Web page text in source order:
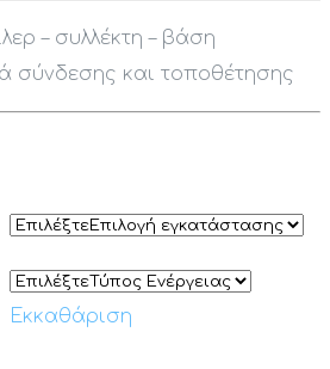
– συλλέκτη – βάση
σύνδεσης και τοποθέτησης
Εκκαθάριση